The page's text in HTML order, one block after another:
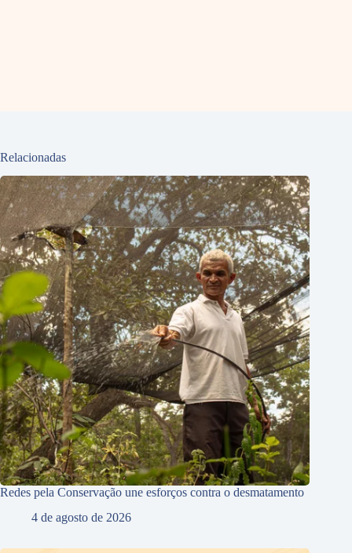
Relacionadas
Redes pela Conservação une esforços contra o desmatamento
4 de agosto de 2026